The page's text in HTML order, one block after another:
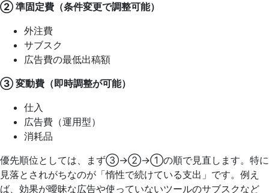
② 準固定費（条件変更で調整可能）
外注費
サブスク
広告費の最低出稿額
③ 変動費（即時調整が可能）
仕入
広告費（運用型）
消耗品
優先順位としては、まず③→②→①の順で見直します。特に
見落とされがちなのが「惰性で続けている支出」です。例え
ば、効果が曖昧な広告や使っていないツールのサブスクなど